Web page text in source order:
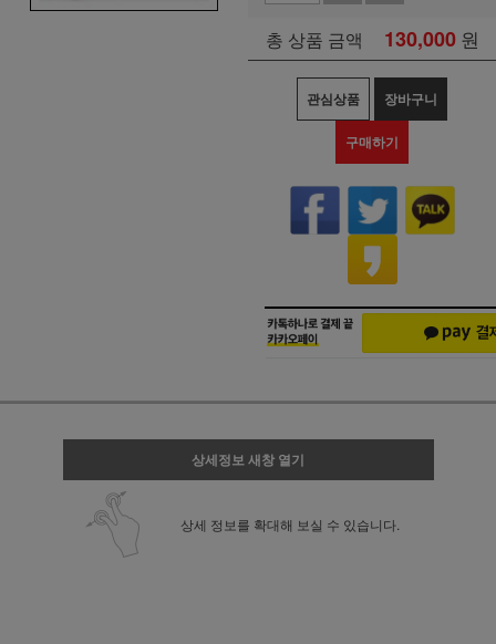
총 상품 금액 130,000 원
관심상품 장바구니
구매하기
상세정보 새창 열기
상세 정보를 확대해 보실 수 있습니다.